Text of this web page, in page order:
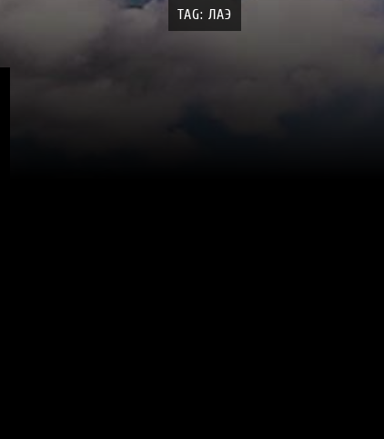
TAG: ЛАЭ